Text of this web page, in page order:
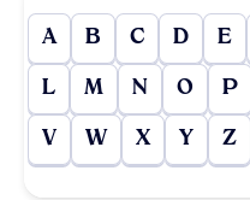
A B C D E
L M N O P
V W X Y Z